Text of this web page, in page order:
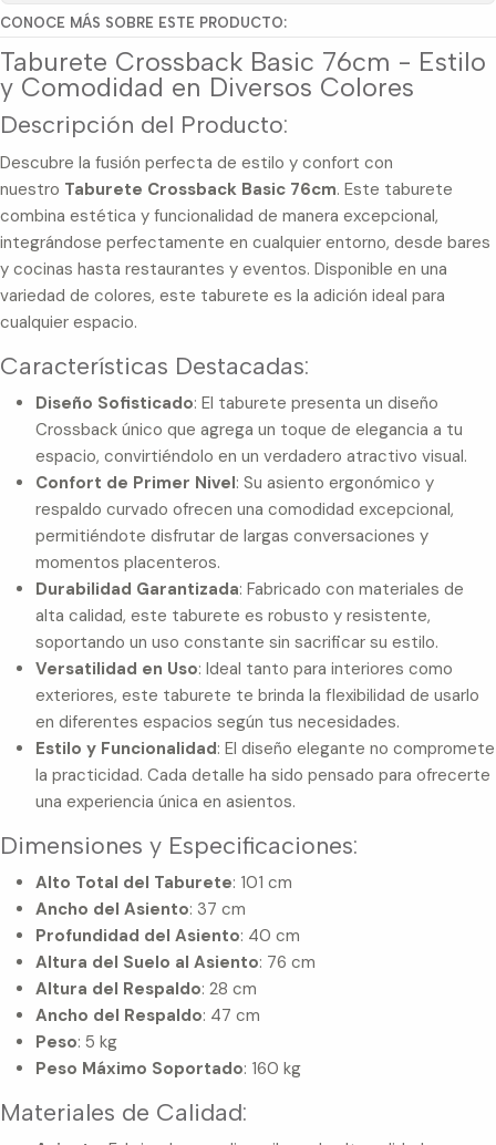
CONOCE MÁS SOBRE ESTE PRODUCTO:
Taburete Crossback Basic 76cm - Estilo
y Comodidad en Diversos Colores
Descripción del Producto:
Descubre la fusión perfecta de estilo y confort con
nuestro Taburete Crossback Basic 76cm. Este taburete
combina estética y funcionalidad de manera excepcional,
integrándose perfectamente en cualquier entorno, desde bares
y cocinas hasta restaurantes y eventos. Disponible en una
variedad de colores, este taburete es la adición ideal para
cualquier espacio.
Características Destacadas:
Diseño Sofisticado: El taburete presenta un diseño
Crossback único que agrega un toque de elegancia a tu
espacio, convirtiéndolo en un verdadero atractivo visual.
Confort de Primer Nivel: Su asiento ergonómico y
respaldo curvado ofrecen una comodidad excepcional,
permitiéndote disfrutar de largas conversaciones y
momentos placenteros.
Durabilidad Garantizada: Fabricado con materiales de
alta calidad, este taburete es robusto y resistente,
soportando un uso constante sin sacrificar su estilo.
Versatilidad en Uso: Ideal tanto para interiores como
exteriores, este taburete te brinda la flexibilidad de usarlo
en diferentes espacios según tus necesidades.
Estilo y Funcionalidad: El diseño elegante no compromete
la practicidad. Cada detalle ha sido pensado para ofrecerte
una experiencia única en asientos.
Dimensiones y Especificaciones:
Alto Total del Taburete: 101 cm
Ancho del Asiento: 37 cm
Profundidad del Asiento: 40 cm
Altura del Suelo al Asiento: 76 cm
Altura del Respaldo: 28 cm
Ancho del Respaldo: 47 cm
Peso: 5 kg
Peso Máximo Soportado: 160 kg
Materiales de Calidad: